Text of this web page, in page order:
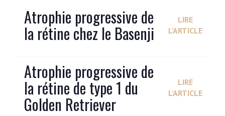
Atrophie progressive de
la rétine chez le Basenji
LIRE
L'ARTICLE
Atrophie progressive de
la rétine de type 1 du
Golden Retriever
LIRE
L'ARTICLE